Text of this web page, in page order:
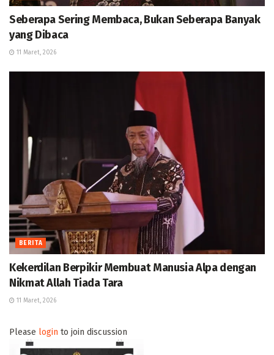
Seberapa Sering Membaca, Bukan Seberapa Banyak
yang Dibaca
11 Maret, 2026
BERITA
Kekerdilan Berpikir Membuat Manusia Alpa dengan
Nikmat Allah Tiada Tara
11 Maret, 2026
Please login to join discussion